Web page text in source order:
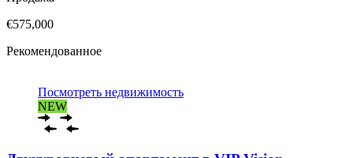
€575,000
Рекомендованное
Посмотреть недвижимость
NEW